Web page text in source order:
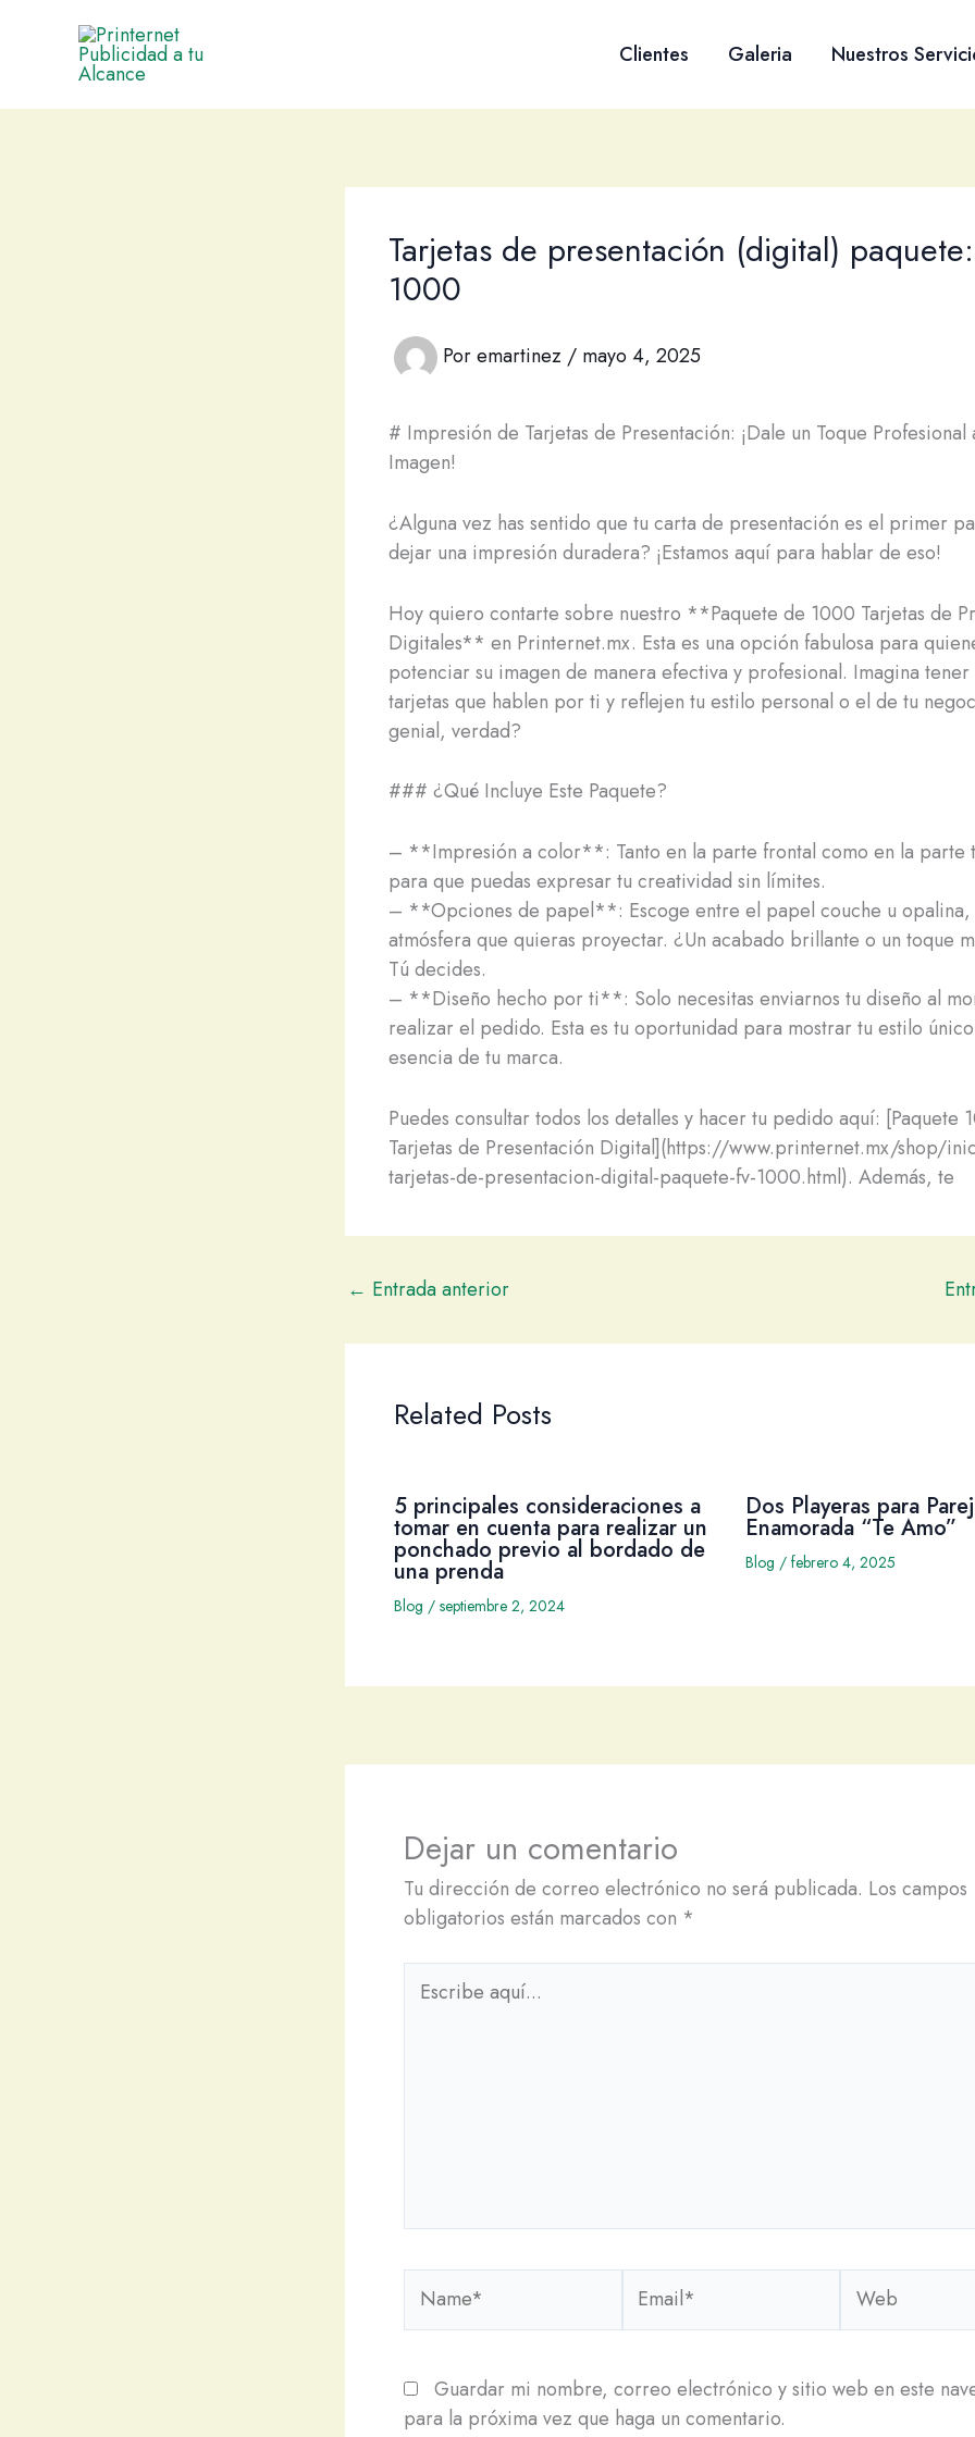
contenido
Clientes Galeria Nuestros
Tarjetas de presentación (digital)
1000
Poremartinez / mayo 4, 2025
# Impresión de Tarjetas de Presentación: ¡Dale un Toque Profesional
Imagen!
¿Alguna vez has sentido que tu carta de presentación es el primer
dejar una impresión duradera? ¡Estamos aquí para hablar de eso!
Hoy quiero contarte sobre nuestro **Paquete de 1000 Tarjetas de
Digitales** en Printernet.mx. Esta es una opción fabulosa para
potenciar su imagen de manera efectiva y profesional. Imagina
tarjetas que hablen por ti y reflejen tu estilo personal o el de tu
genial, verdad?
### ¿Qué Incluye Este Paquete?
– **Impresión a color**: Tanto en la parte frontal como en la parte
para que puedas expresar tu creatividad sin límites.
– **Opciones de papel**: Escoge entre el papel couche u opalina,
atmósfera que quieras proyectar. ¿Un acabado brillante o un toque
Tú decides.
– **Diseño hecho por ti**: Solo necesitas enviarnos tu diseño al
realizar el pedido. Esta es tu oportunidad para mostrar tu estilo
esencia de tu marca.
Puedes consultar todos los detalles y hacer tu pedido aquí: [Paquete
Tarjetas de Presentación Digital](https://www.printernet.mx/shop/
tarjetas-de-presentacion-digital-paquete-fv-1000.html). Además, te
← Entrada anterior
Related Posts
5 principales consideraciones a
tomar en cuenta para realizar un
ponchado previo al bordado de
una prenda
Blog / septiembre 2, 2024
Dos Playeras para
Enamorada “Te Amo”
Blog / febrero 4, 2025
Dejar un comentario
Tu dirección de correo electrónico no será publicada. Los campos
obligatorios están marcados con *
Escribe
aquí...
Guardar mi nombre, correo electrónico y sitio web en este
para la próxima vez que haga un comentario.